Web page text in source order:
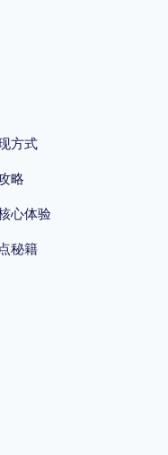
方式
略
心体验
秘籍